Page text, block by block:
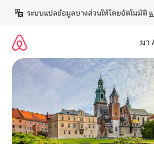
เนื้อหา
ระบบแปลข้อมูลบางส่วนให้โดยอัตโนมัติ
มา